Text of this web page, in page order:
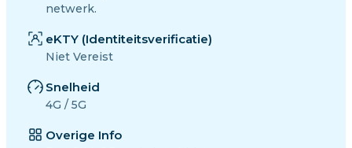
netwerk.
eKTY (Identiteitsverificatie)
Niet Vereist
Snelheid
4G / 5G
Overige Info